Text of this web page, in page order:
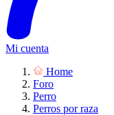
Mi cuenta
Home
Foro
Perro
Perros por raza